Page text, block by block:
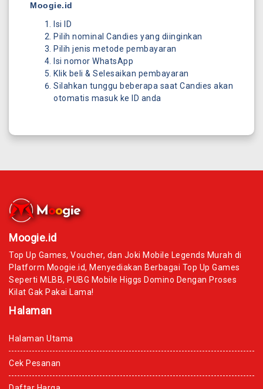
Moogie.id
Isi ID
Pilih nominal Candies yang diinginkan
Pilih jenis metode pembayaran
Isi nomor WhatsApp
Klik beli & Selesaikan pembayaran
Silahkan tunggu beberapa saat Candies akan
otomatis masuk ke ID anda
Moogie.id
Top Up Games, Voucher, dan Joki Mobile Legends Murah di
Platform Moogie.id, Menyediakan Berbagai Top Up Games
Seperti MLBB, PUBG Mobile Higgs Domino Dengan Proses
Kilat Gak Pakai Lama!
Halaman
Halaman Utama
Cek Pesanan